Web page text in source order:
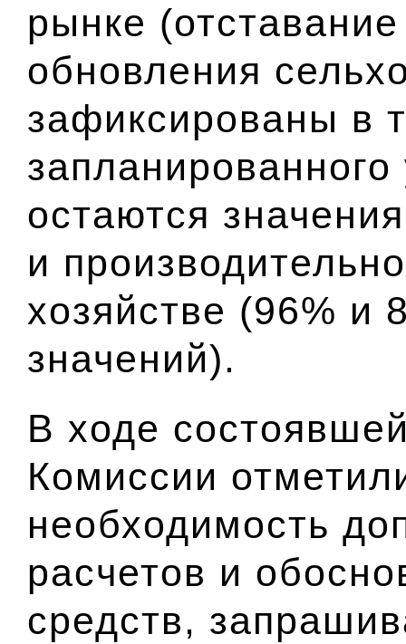
рынке
обновления
зафиксированы в
остаются
и
хозяйстве (96% и
значений).
В ходе
Комиссии
необходимость
расчетов и
средств,